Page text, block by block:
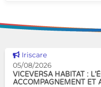
Voir cette news
Iriscare
05/08/2026
VICEVERSA HABITAT :
ACCOMPAGNEMENT ET